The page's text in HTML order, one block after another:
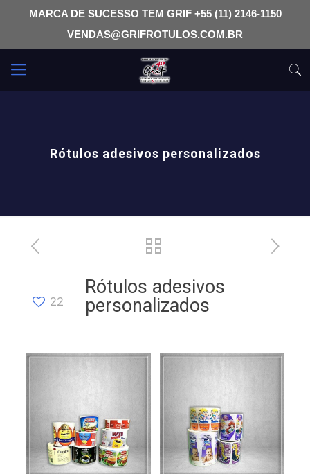
MARCA DE SUCESSO TEM GRIF +55 (11) 2146-1150
VENDAS@GRIFROTULOS.COM.BR
Rótulos adesivos personalizados
22
Rótulos adesivos
personalizados